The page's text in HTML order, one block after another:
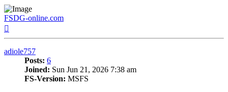
FSDG-online.com
adiole757
Posts: 6
Joined: Sun Jun 21, 2026 7:38 am
FS-Version: MSFS